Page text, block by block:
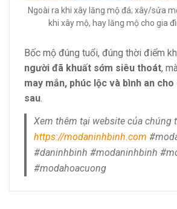
Ngoài ra khi xây lăng mộ đá; xây/sửa
khi xây mộ, hay lăng mộ cho gia
Bốc mộ đúng tuổi, đúng thời điểm
người đã khuất sớm siêu thoát,
may mắn, phúc lộc và bình an
sau.
Xem thêm tại website của chúng
https://modaninhbinh.com
#daninhbinh #modaninhbinh
#modahoacuong